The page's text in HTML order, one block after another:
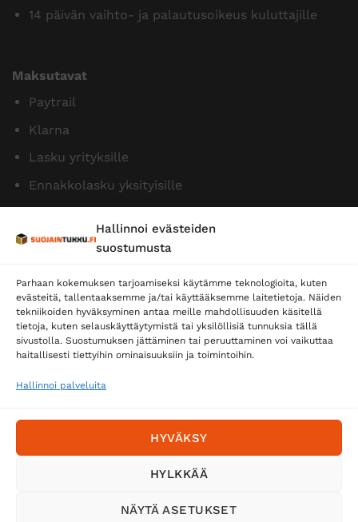
Hallinnoi evästeiden
suostumusta
Parhaan kokemuksen tarjoamiseksi käytämme teknologioita, kuten
evästeitä, tallentaaksemme ja/tai käyttääksemme laitetietoja. Näiden
tekniikoiden hyväksyminen antaa meille mahdollisuuden käsitellä
tietoja, kuten selauskäyttäytymistä tai yksilöllisiä tunnuksia tällä
sivustolla. Suostumuksen jättäminen tai peruuttaminen voi vaikuttaa
haitallisesti tiettyihin ominaisuuksiin ja toimintoihin.
Hallinnoi palveluita
HYVÄKSY
HYLKKÄÄ
NÄYTÄ ASETUKSET
14 päivän vaihto- ja palautusoikeus kuluttajille
Maksutavat
Paytrail
Klarna
Lasku yrityksille
Ennakkolasku yksityisille
Toimitustavat
Posti
Matkahuolto
Tilaa uutiskirje ja saat erikoisalennuksia